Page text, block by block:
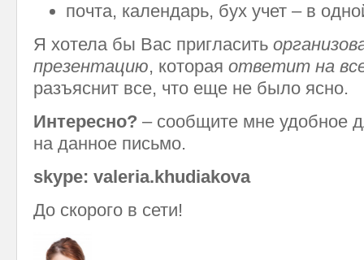
почта, календарь, бух учет – в
Я хотела бы Вас пригласить
презентацию, которая ответит на
разъяснит все, что еще не было ясно.
Интересно? – сообщите мне удобное
на данное письмо.
skype: valeria.khudiakova
До скорого в сети!